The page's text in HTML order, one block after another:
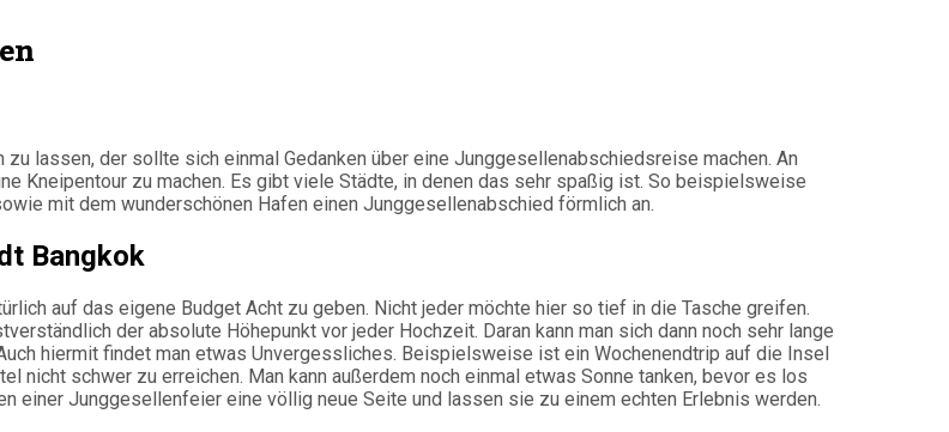
lassen, der sollte sich einmal Gedanken über eine Junggesellenabschiedsreise machen. An
Kneipentour zu machen. Es gibt viele Städte, in denen das sehr spaßig ist. So beispielsweise
mit dem wunderschönen Hafen einen Junggesellenabschied förmlich an.
Bangkok
auf das eigene Budget Acht zu geben. Nicht jeder möchte hier so tief in die Tasche greifen.
der absolute Höhepunkt vor jeder Hochzeit. Daran kann man sich dann noch sehr lange
hiermit findet man etwas Unvergessliches. Beispielsweise ist ein Wochenendtrip auf die Insel
nicht schwer zu erreichen. Man kann außerdem noch einmal etwas Sonne tanken, bevor es los
einer Junggesellenfeier eine völlig neue Seite und lassen sie zu einem echten Erlebnis werden.